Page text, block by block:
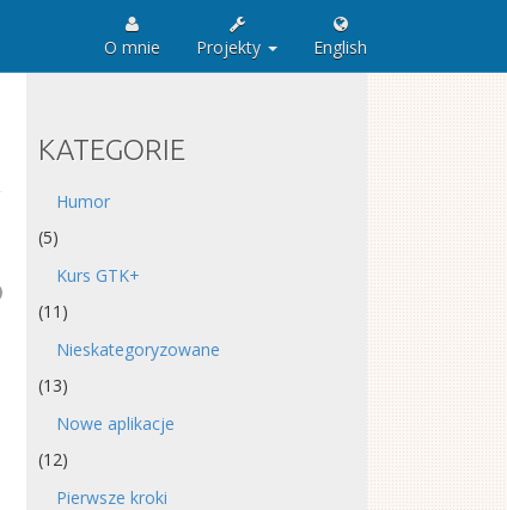
O mnie Projekty English
KATEGORIE
Humor
(5)
Kurs GTK+
(11)
Nieskategoryzowane
(13)
Nowe aplikacje
(12)
Pierwsze kroki